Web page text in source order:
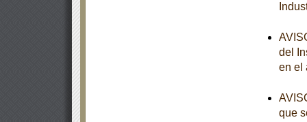
del
en el
que